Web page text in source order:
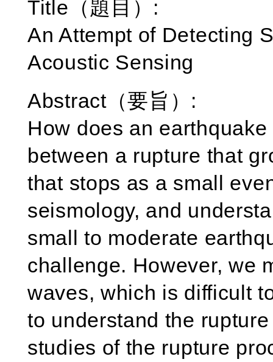
Title（題目）:
An Attempt of Detecting
Acoustic Sensing
Abstract（要旨）:
How does an
between a rupture that
that stops as a small
seismology, and
small to moderate
challenge. However, we
waves, which is difficult
to understand the
studies of the rupture